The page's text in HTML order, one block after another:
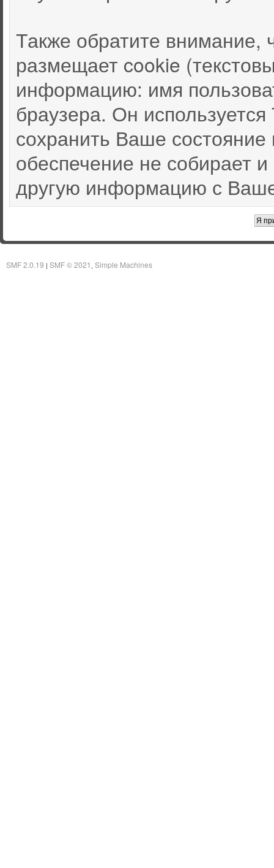
Также обратите внимание,
размещает cookie
информацию: имя
браузера. Он
сохранить Ваше
обеспечение не собирает
другую информацию с
SMF 2.0.19 | SMF © 2021 Simple Machines